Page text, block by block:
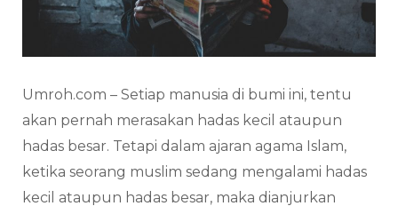
Umroh.com – Setiap manusia di bumi ini, tentu
akan pernah merasakan hadas kecil ataupun
hadas besar. Tetapi dalam ajaran agama Islam,
ketika seorang muslim sedang mengalami hadas
kecil ataupun hadas besar, maka dianjurkan